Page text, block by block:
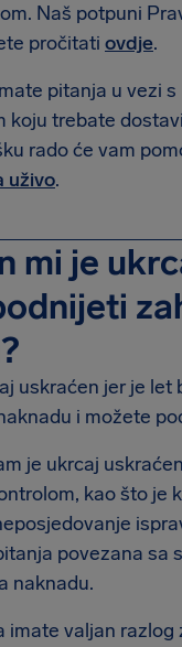
Naš potpuni
pročitati ovdje.
pitanja u vezi s
koju trebate
rado će vam
uživo.
mi je
uskraćen jer je let
i možete
je ukrcaj
kao što je
povezana sa
naknadu.
imate valjan razlog